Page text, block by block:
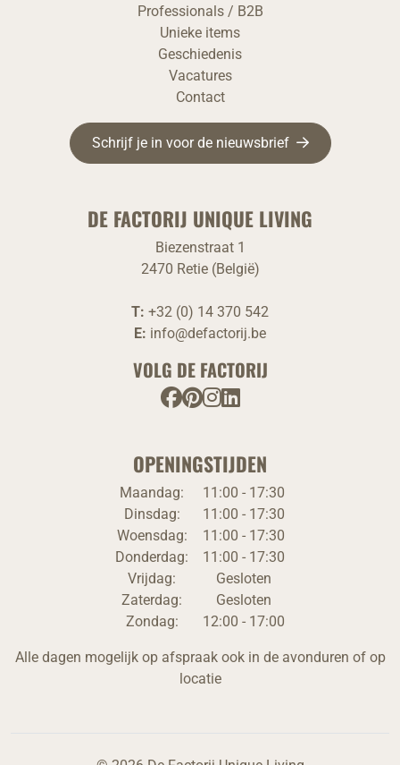
Professionals / B2B
Unieke items
Geschiedenis
Vacatures
Contact
Schrijf je in voor de nieuwsbrief
DE FACTORIJ UNIQUE LIVING
Biezenstraat 1
2470 Retie (België)
T: +32 (0) 14 370 542
E: info@defactorij.be
VOLG DE FACTORIJ
OPENINGSTIJDEN
Maandag:
Dinsdag:
Woensdag:
Donderdag:
Vrijdag:
Zaterdag:
Zondag:
11:00 - 17:30
11:00 - 17:30
11:00 - 17:30
11:00 - 17:30
Gesloten
Gesloten
12:00 - 17:00
Alle dagen mogelijk op afspraak ook in de avonduren of op
locatie